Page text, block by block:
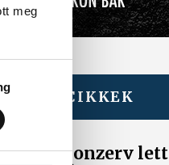
meg
CIKKEK
halkonzerv lett